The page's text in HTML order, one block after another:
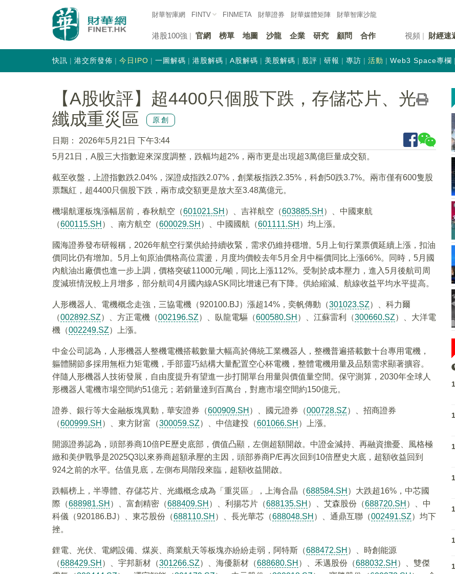
財華智庫網 FINTV FINMETA 財華證券 財華媒體矩陣 財華智庫沙龍
港股100強 官網 榜單 地圖 沙龍 企業 研究 顧問 合作 視頻 財經速
快訊 港交所發佈 今日IPO 一圖解碼 港股解碼 A股解碼 美股解碼 股評 研報 專訪 活動 Web3 Space專欄
【A股收評】超4400只個股下跌，存儲芯片、光
纖成重災區
原創
日期：
2026年5月21日 下午3:44
5月21日，A股三大指數迎來深度調整，跌幅均超2%，兩市更是出現超3萬億巨量成交額。
截至收盤，上證指數跌2.04%，深證成指跌2.07%，創業板指跌2.35%，科創50跌3.7%。兩市僅有600隻股
票飄紅，超4400只個股下跌，兩市成交額更是放大至3.48萬億元。
機場航運板塊漲幅居前，春秋航空（601021.SH ）、吉祥航空（603885.SH ）、中國東航
（600115.SH ）、南方航空（600029.SH ）、中國國航（601111.SH ）均上漲。
國海證券發布研報稱，2026年航空行業供給持續收緊，需求仍維持穩增。5月上旬行業票價延續上漲，扣油
價同比仍有增加。5月上旬原油價格高位震盪，月度均價較去年5月全月中樞價同比上漲66%。同時，5月國
內航油出廠價也進一步上調，價格突破11000元/噸，同比上漲112%。受制於成本壓力，進入5月後航司周
度減班情況較上月增多，部分航司4月國內線ASK同比增速已有下降。供給縮減、航線收益平均水平提高。
人形機器人、電機概念走強，三協電機（920100.BJ）漲超14%，奕帆傳動（301023.SZ）、科力爾
（002892.SZ）、方正電機（002196.SZ）、臥龍電驅（600580.SH ）、江蘇雷利（300660.SZ）、大洋電
機（002249.SZ）上漲。
中金公司認為，人形機器人整機電機搭載數量大幅高於傳統工業機器人，整機普遍搭載數十台專用電機，
軀體關節多採用無框力矩電機，手部靈巧結構大量配置空心杯電機，整體電機用量及品類需求顯著擴容。
伴隨人形機器人技術發展，自由度提升有望進一步打開單台用量與價值量空間。保守測算，2030年全球人
形機器人電機市場空間約51億元；若銷量達到百萬台，對應市場空間約150億元。
證券、銀行等大金融板塊異動，華安證券（600909.SH ）、國元證券（000728.SZ）、招商證券
（600999.SH ）、東方財富（300059.SZ）、中信建投（601066.SH ）上漲。
開源證券認為，頭部券商10倍PE歷史底部，價值凸顯，左側超額開啟。中證金減持、再融資擔憂、風格極
緻和美伊戰爭是2025Q3以來券商超額承壓的主因，頭部券商P/E再次回到10倍歷史大底，超額收益回到
924之前的水平。估值見底，左側布局階段來臨，超額收益開啟。
跌幅榜上，半導體、存儲芯片、光纖概念成為「重災區」，上海合晶（688584.SH ）大跌超16%，中芯國
際（688981.SH ）、富創精密（688409.SH ）、利揚芯片（688135.SH ）、艾森股份（688720.SH ）、中
科儀（920186.BJ）、東芯股份（688110.SH ）、長光華芯（688048.SH ）、通鼎互聯（002491.SZ）均下
挫。
鋰電、光伏、電網設備、煤炭、商業航天等板塊亦紛紛走弱，阿特斯（688472.SH ）、時創能源
（688429.SH ）、宇邦新材（301266.SZ）、海優新材（688680.SH ）、禾邁股份（688032.SH ）、雙傑